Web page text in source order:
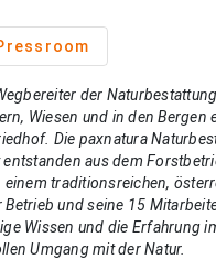
der
Wiesen und in den Bergen
Die paxnatura
entstanden aus dem
traditionsreichen,
Betrieb und seine 15
Wissen und die Erfahrung
Umgang mit der Natur.